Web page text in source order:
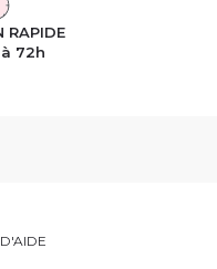
RAPIDE
72h